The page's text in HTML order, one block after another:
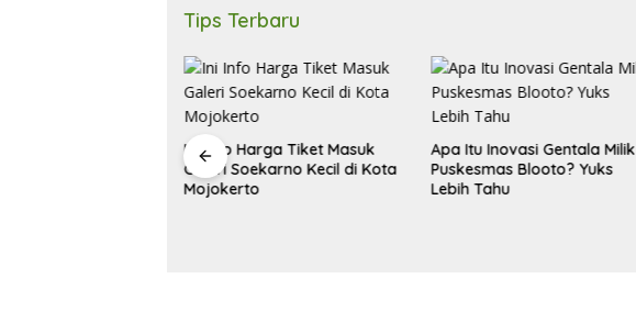
Tips Terbaru
Ini Info Harga Tiket Masuk
Galeri Soekarno Kecil di Kota
Mojokerto
Apa Itu Inovasi Gentala Milik
Puskesmas Blooto? Yuks
Lebih Tahu